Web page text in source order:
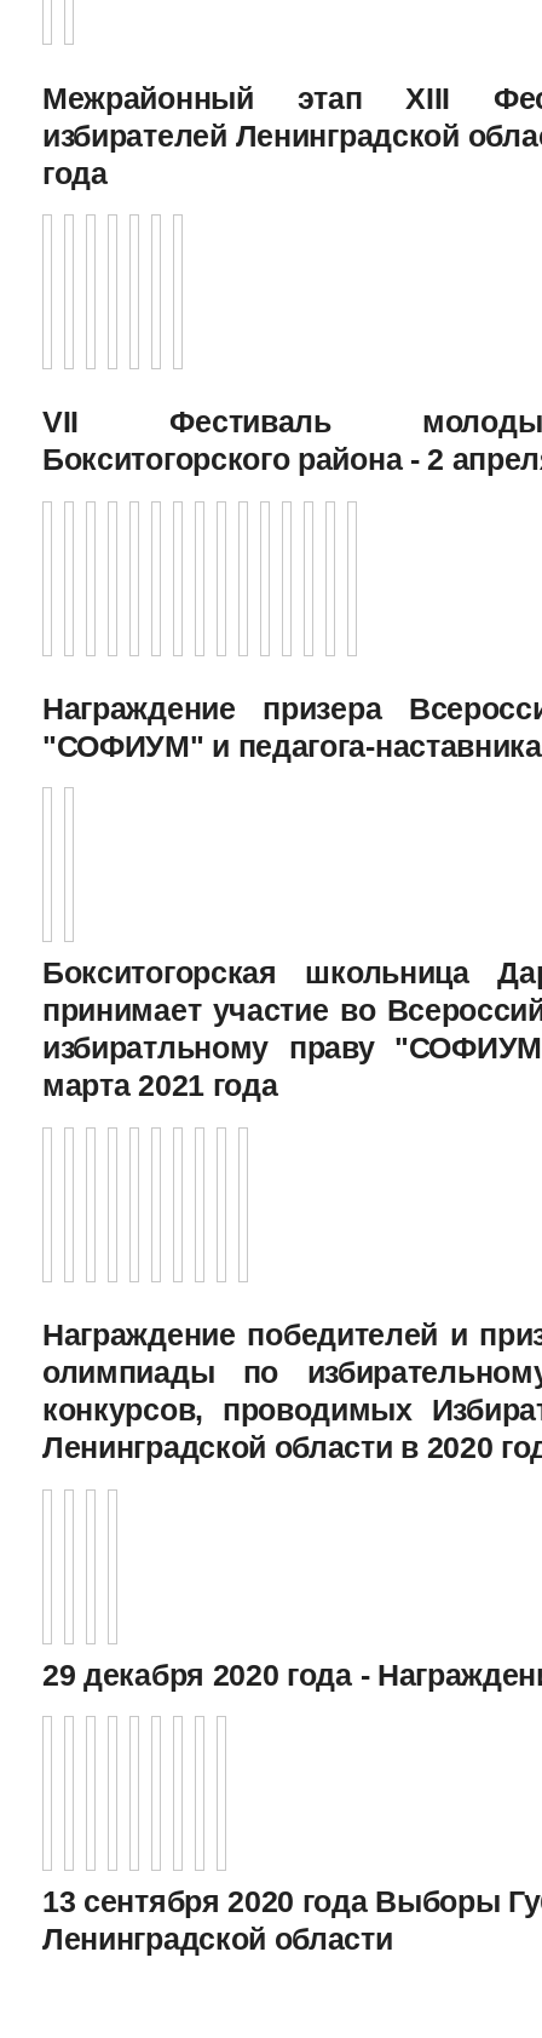
Межрайонный этап XIII
избирателей Ленинградской
года
VII Фестиваль
Бокситогорского района - 2
Награждение призера
"СОФИУМ" и педагога-наставника
Бокситогорская школьница
принимает участие во
избиратльному праву
марта 2021 года
Награждение победителей и
олимпиады по
конкурсов, проводимых
Ленинградской области в 2020
29 декабря 2020 года -
13 сентября 2020 года Выборы
Ленинградской области